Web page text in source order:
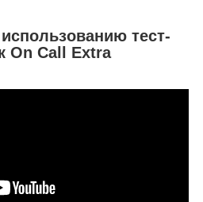
тест-
On Call Extra